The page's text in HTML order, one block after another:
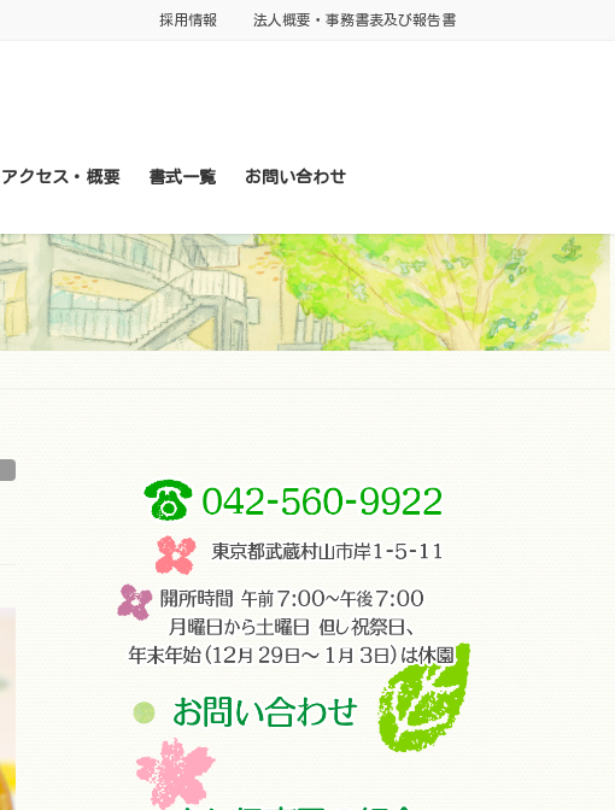
採用情報 法人概要・事務書表及び報告書
アクセス・概要 書式一覧 お問い合わせ